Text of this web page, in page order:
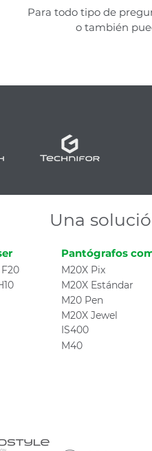
Para todo tipo de
o también
Una
Pantógrafos
M20X Pix
M20X Estándar
M20 Pen
M20X Jewel
IS400
M40